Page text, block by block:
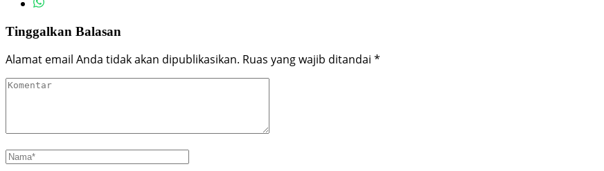
Tinggalkan Balasan
Alamat email Anda tidak akan dipublikasikan. Ruas yang wajib ditandai *